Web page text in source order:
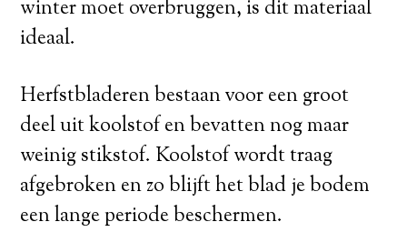
winter moet overbruggen, is dit materiaal
ideaal.
Herfstbladeren bestaan voor een groot
deel uit koolstof en bevatten nog maar
weinig stikstof. Koolstof wordt traag
afgebroken en zo blijft het blad je bodem
een lange periode beschermen.